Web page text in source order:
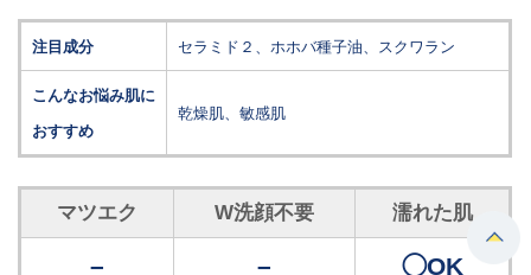
注目成分 セラミド２、ホホバ種子油、スクワラン
こんなお悩み肌に
おすすめ
乾燥肌、敏感肌
マツエク W洗顔不要 濡れた肌
– – ◯OK